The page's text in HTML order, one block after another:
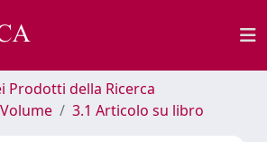
Prodotti della Ricerca
3.1 Articolo su libro